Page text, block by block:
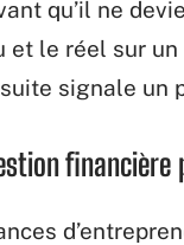
qu’il ne
et le réel sur un
signale un